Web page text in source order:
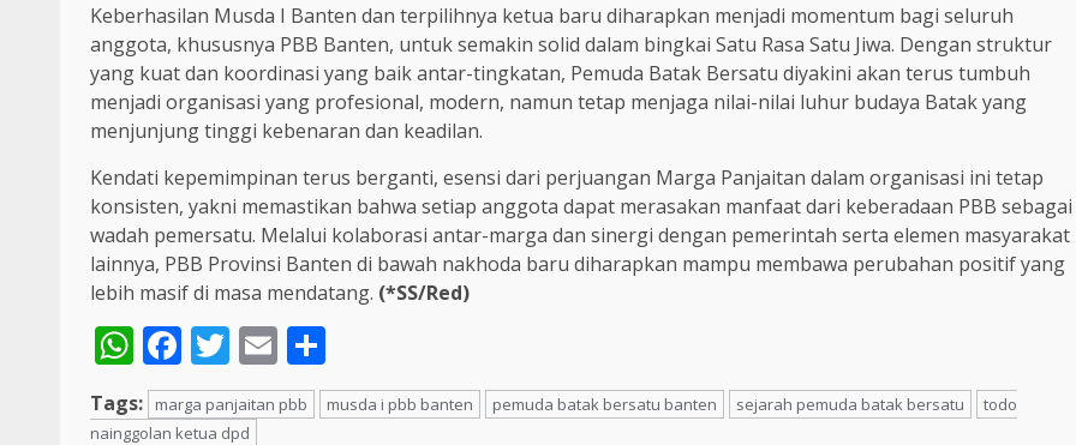
Keberhasilan Musda I Banten dan terpilihnya ketua baru diharapkan menjadi momentum bagi seluruh
anggota, khususnya PBB Banten, untuk semakin solid dalam bingkai Satu Rasa Satu Jiwa. Dengan struktur
yang kuat dan koordinasi yang baik antar-tingkatan, Pemuda Batak Bersatu diyakini akan terus tumbuh
menjadi organisasi yang profesional, modern, namun tetap menjaga nilai-nilai luhur budaya Batak yang
menjunjung tinggi kebenaran dan keadilan.
Kendati kepemimpinan terus berganti, esensi dari perjuangan Marga Panjaitan dalam organisasi ini tetap
konsisten, yakni memastikan bahwa setiap anggota dapat merasakan manfaat dari keberadaan PBB sebagai
wadah pemersatu. Melalui kolaborasi antar-marga dan sinergi dengan pemerintah serta elemen masyarakat
lainnya, PBB Provinsi Banten di bawah nakhoda baru diharapkan mampu membawa perubahan positif yang
lebih masif di masa mendatang. (*SS/Red)
WhatsApp
Facebook
Twitter
Email
Tags: marga panjaitan pbb musda i pbb banten pemuda batak bersatu banten sejarah pemuda batak bersatu
todo
nainggolan ketua dpd